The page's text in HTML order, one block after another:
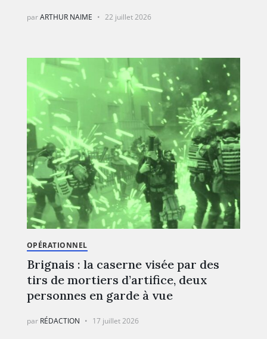
parARTHUR NAIME 22 juillet 2026
OPÉRATIONNEL
Brignais : la caserne visée par des
tirs de mortiers d’artifice, deux
personnes en garde à vue
par RÉDACTION 17 juillet 2026